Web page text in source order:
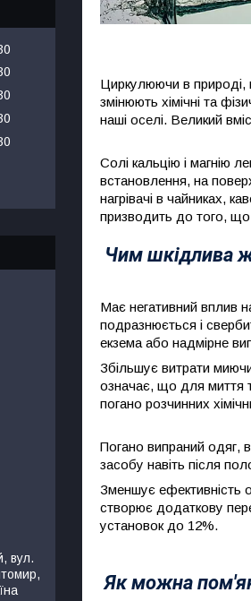
Циркулюючи в природі,
змінюють хімічні та
наші оселі. Великий
Солі кальцію і магнію
встановлення, на
нагрівачі в чайниках,
призводить до того, що
Чим шкідлива
Має негативний вплив
подразнюється і
екзема або надмірне
Збільшує витрати
означає, що для миття
погано розчинних
Погано випраний одяг,
засобу навіть після
Зменшує ефективність
створює додаткову
установок до 12%.
Як можна
вул.